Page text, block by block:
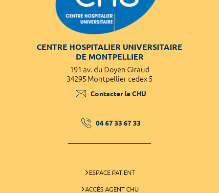
CENTRE HOSPITALIER UNIVERSITAIRE
DE MONTPELLIER
191 av. du Doyen Giraud
34295 Montpellier cedex 5
Contacter le CHU
04 67 33 67 33
ESPACE PATIENT
ACCÈS AGENT CHU